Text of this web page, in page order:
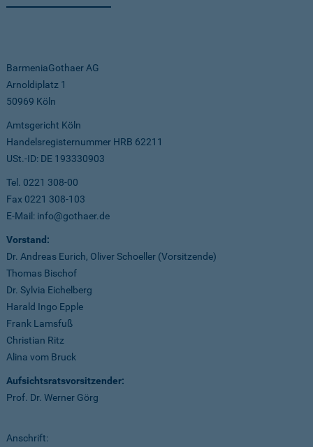
BarmeniaGothaer AG
Arnoldiplatz 1
50969 Köln
Amtsgericht Köln
Handelsregisternummer HRB 62211
USt.-ID: DE 193330903
Tel. 0221 308-00
Fax 0221 308-103
E-Mail: info@gothaer.de
Vorstand:
Dr. Andreas Eurich, Oliver Schoeller (Vorsitzende)
Thomas Bischof
Dr. Sylvia Eichelberg
Harald Ingo Epple
Frank Lamsfuß
Christian Ritz
Alina vom Bruck
Aufsichtsratsvorsitzender:
Prof. Dr. Werner Görg
Anschrift: